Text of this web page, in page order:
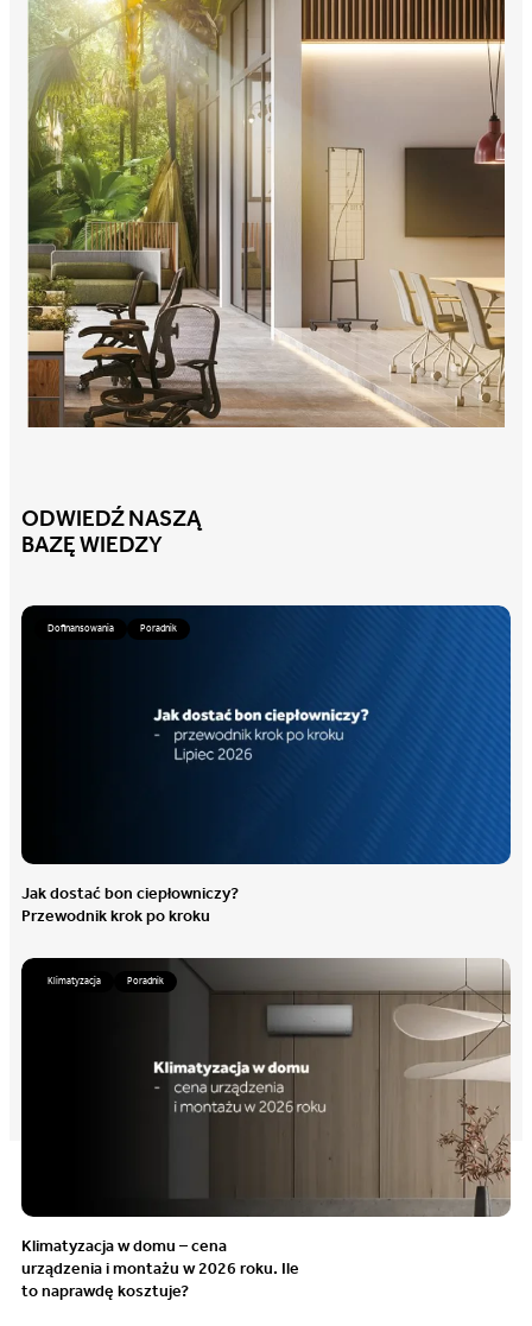
ODWIEDŹ NASZĄ
BAZĘ WIEDZY
Dofinansowania Poradnik
Jak dostać bon ciepłowniczy?
Przewodnik krok po kroku
Klimatyzacja Poradnik
Klimatyzacja w domu – cena
urządzenia i montażu w 2026 roku. Ile
to naprawdę kosztuje?